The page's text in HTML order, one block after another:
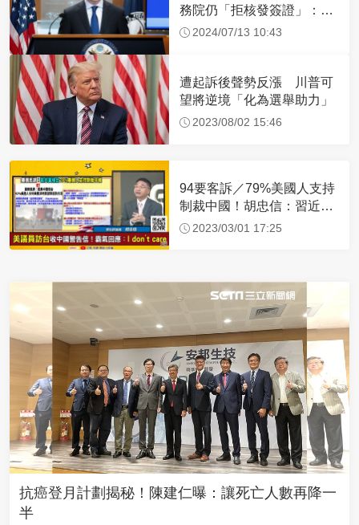
務院仍「拒核發簽證」：追
究責任
2024/07/13 10:43
遭起訴後聲勢反漲 川普可
望將逆境「化為選舉助力」
2023/08/02 15:46
94要客訴／79%美國人支持
制裁中國！胡忠信：習近平
沒信心成功侵台
2023/03/01 17:25
抗癌登月計劃揭秘！陳建仁曝：讓死亡人數再降一
半